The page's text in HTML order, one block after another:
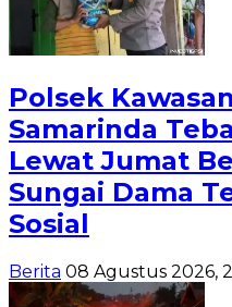
Polsek
Samarinda
Lewat Jumat
Sungai Dama
Sosial
Berita 08 Agustus 2026,